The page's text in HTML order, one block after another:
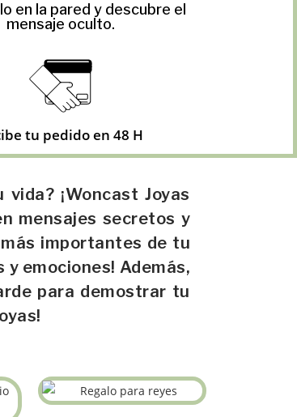
en la pared y descubre el
mensaje oculto.
tu pedido en 48 H
¡Woncast Joyas
mensajes secretos y
importantes de tu
emociones! Además,
para demostrar tu